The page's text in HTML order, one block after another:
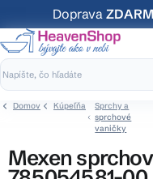
na
obsah
Doprava
Domov Kúpeľňa
Sprchy a
sprchové
vaničky
Mexen